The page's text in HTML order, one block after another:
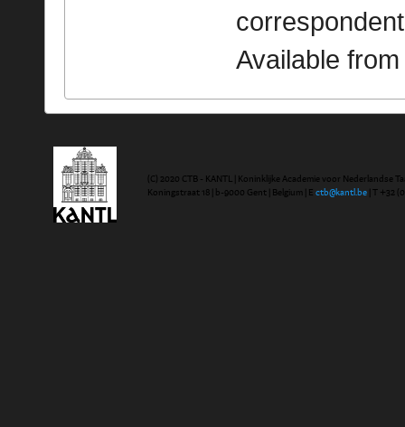
Available
(C) 2020 CTB - KANTL | Koninklijke Academie voor Nederlandse
Koningstraat 18 | b-9000 Gent | Belgium | E ctb@kantl.be | T +32